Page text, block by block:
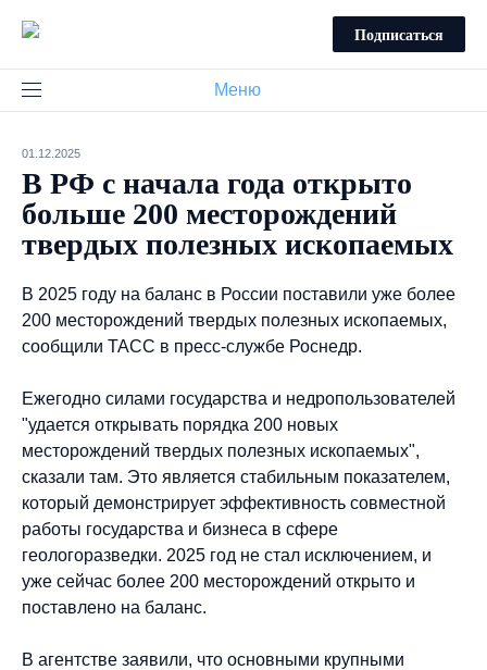
Подписаться
Меню
01.12.2025
В РФ с начала года открыто
больше 200 месторождений
твердых полезных ископаемых
В 2025 году на баланс в России поставили уже более
200 месторождений твердых полезных ископаемых,
сообщили ТАСС в пресс-службе Роснедр.
Ежегодно силами государства и недропользователей
"удается открывать порядка 200 новых
месторождений твердых полезных ископаемых",
сказали там. Это является стабильным показателем,
который демонстрирует эффективность совместной
работы государства и бизнеса в сфере
геологоразведки. 2025 год не стал исключением, и
уже сейчас более 200 месторождений открыто и
поставлено на баланс.
В агентстве заявили, что основными крупными